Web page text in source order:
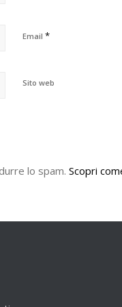
Email *
Sito web
lo spam. Scopri